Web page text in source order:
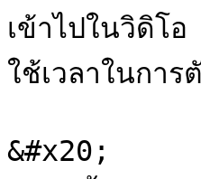
เข้าไปในวิดิโ
ใช้เวลาในกา
&#x20;